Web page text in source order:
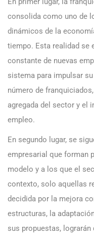
consolida como uno de
dinámicos de la
tiempo. Esta realidad se
constante de nuevas
sistema para impulsar
número de
agregada del sector y el
empleo.
En segundo lugar, se
empresarial que forman
modelo y a los que el
contexto, solo aquellas
decidida por la mejora
estructuras, la
sus propuestas,